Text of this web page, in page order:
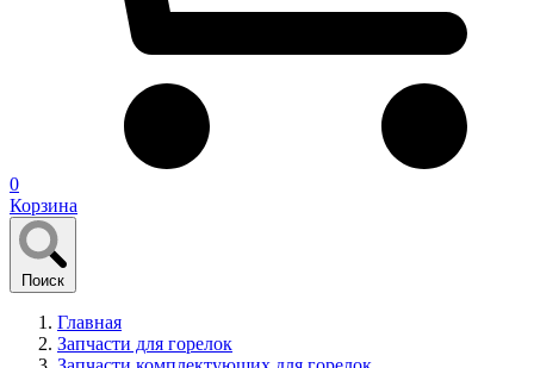
0
Корзина
Поиск
Главная
Запчасти для горелок